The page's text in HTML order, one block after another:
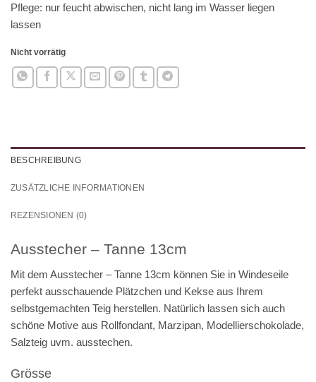
Pflege: nur feucht abwischen, nicht lang im Wasser liegen
lassen
Nicht vorrätig
BESCHREIBUNG
ZUSÄTZLICHE INFORMATIONEN
REZENSIONEN (0)
Ausstecher – Tanne 13cm
Mit dem Ausstecher – Tanne 13cm können Sie in Windeseile
perfekt ausschauende Plätzchen und Kekse aus Ihrem
selbstgemachten Teig herstellen. Natürlich lassen sich auch
schöne Motive aus Rollfondant, Marzipan, Modellierschokolade,
Salzteig uvm. ausstechen.
Grösse